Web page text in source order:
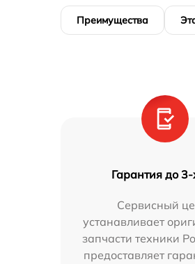
Преимущества
Гарантия до 3-
Сервисный
устанавливает
запчасти техники
предоставляет